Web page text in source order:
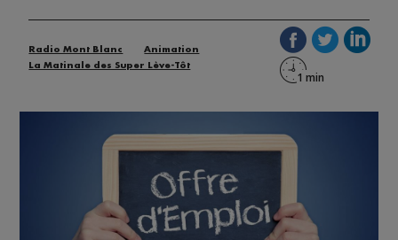
Radio Mont Blanc
Animation
La Matinale des Super Lève-Tôt